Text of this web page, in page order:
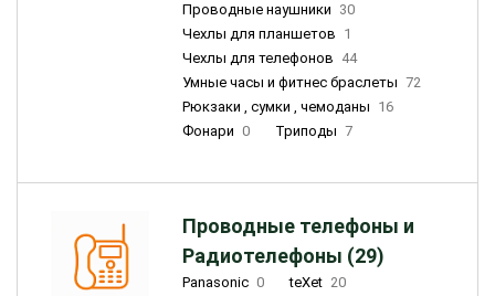
Проводные наушники 30
Чехлы для планшетов 1
Чехлы для телефонов 44
Умные часы и фитнес браслеты 72
Рюкзаки , сумки , чемоданы 16
Фонари 0 Триподы 7
Проводные телефоны и
Радиотелефоны (29)
Panasonic 0 teXet 20